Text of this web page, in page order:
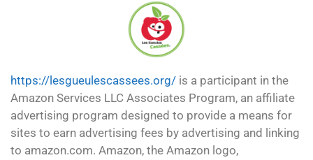
https://lesgueulescassees.org/ is a participant in the
Amazon Services LLC Associates Program, an affiliate
advertising program designed to provide a means for
sites to earn advertising fees by advertising and linking
to amazon.com. Amazon, the Amazon logo,